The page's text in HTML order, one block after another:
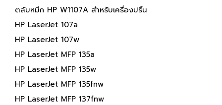
ตลับหมึก HP W1107A สำหรับเครื่องปริ้น
HP LaserJet 107a
HP LaserJet 107w
HP LaserJet MFP 135a
HP LaserJet MFP 135w
HP LaserJet MFP 135fnw
HP LaserJet MFP 137fnw